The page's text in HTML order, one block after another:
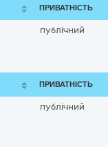
ПРИВАТНІСТЬ
публічний
ПРИВАТНІСТЬ
публічний